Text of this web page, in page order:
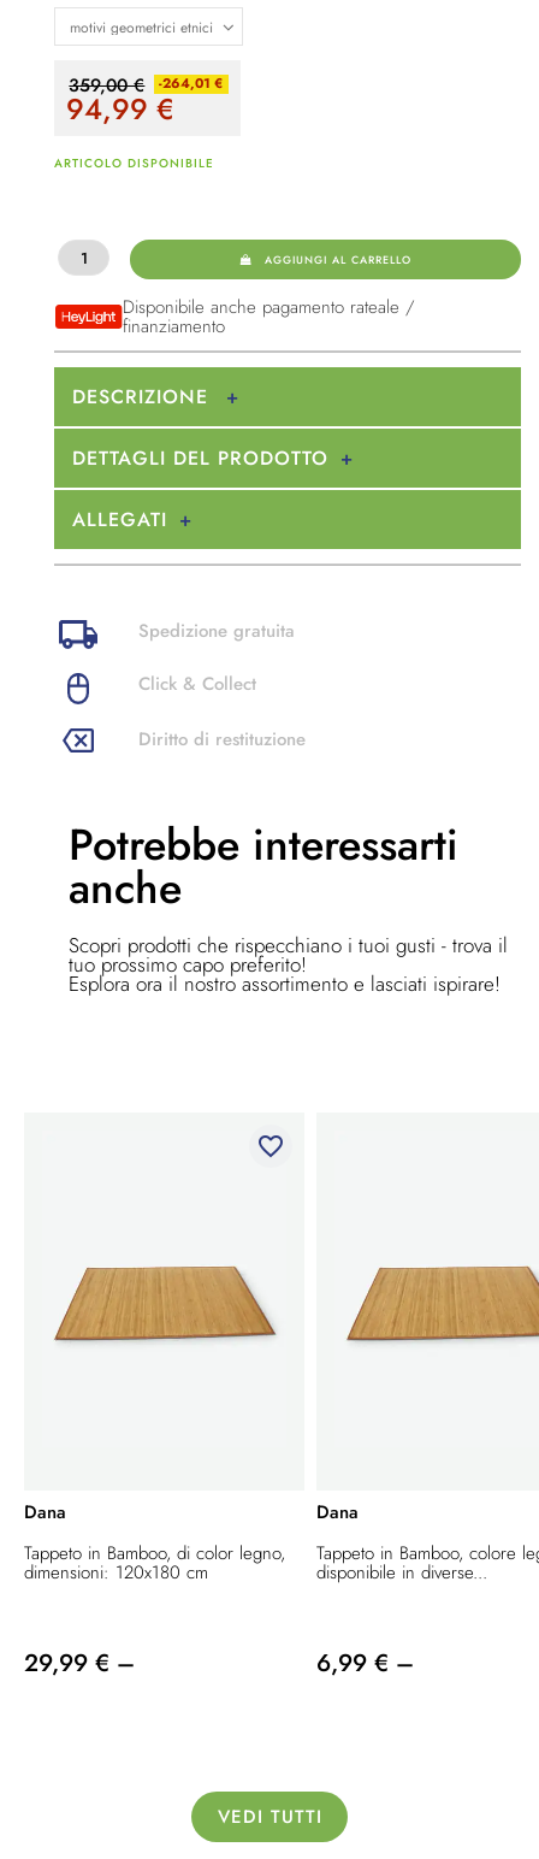
359,00 € -264,01 €
94,99€
ARTICOLO DISPONIBILE
AGGIUNGI AL CARRELLO
Disponibile anche pagamento rateale /
finanziamento
DESCRIZIONE
DETTAGLI DEL PRODOTTO
ALLEGATI
Spedizione gratuita
Click & Collect
Diritto di restituzione
Potrebbe interessarti
anche
Scopri prodotti che rispecchiano i tuoi gusti - trova il
tuo prossimo capo preferito!
Esplora ora il nostro assortimento e lasciati ispirare!
favorite_border
Dana
Tappeto in Bamboo, di color legno,
dimensioni: 120x180 cm
29,99 € –
Dana
Tappeto in Bamboo, colore
disponibile in diverse...
6,99 € –
VEDI TUTTI